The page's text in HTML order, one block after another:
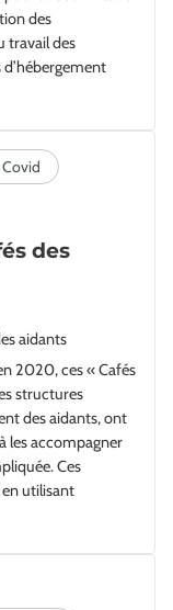
des
travail des
des
aidants
2020, ces « Cafés
structures
des aidants, ont
les accompagner
Ces
utilisant